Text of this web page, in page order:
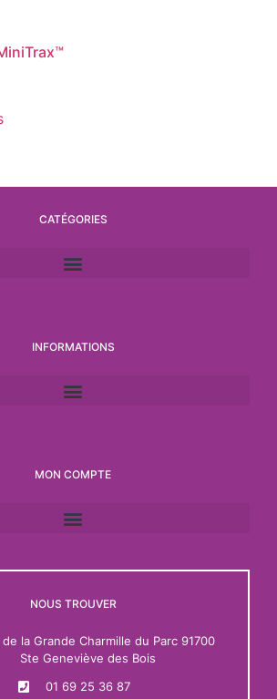
CATÉGORIES
INFORMATIONS
MON COMPTE
NOUS TROUVER
la Grande Charmille du Parc 91700
Ste Geneviève des Bois
01 69 25 36 87